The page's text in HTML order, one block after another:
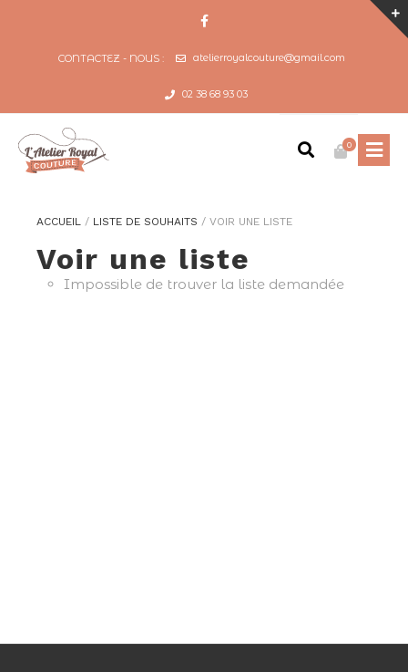
CONTACTEZ - NOUS : atelierroyalcouture@gmail.com
02 38 68 93 03
0
ACCUEIL / LISTE DE SOUHAITS / VOIR UNE LISTE
Voir une liste
Impossible de trouver la liste demandée